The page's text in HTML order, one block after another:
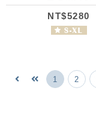
NT$5280
1 2